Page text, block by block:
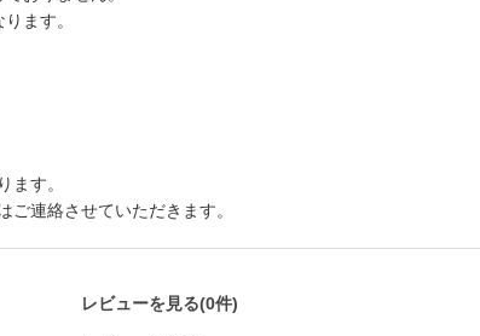
ます。
ます。
連絡させていただきます。
レビューを見る(0件)